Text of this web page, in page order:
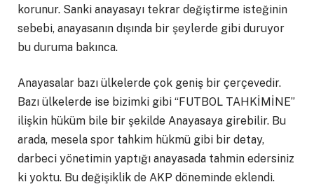
korunur. Sanki anayasayı tekrar değiştirme isteğinin
sebebi, anayasanın dışında bir şeylerde gibi duruyor
bu duruma bakınca.
Anayasalar bazı ülkelerde çok geniş bir çerçevedir.
Bazı ülkelerde ise bizimki gibi “FUTBOL TAHKİMİNE”
ilişkin hüküm bile bir şekilde Anayasaya girebilir. Bu
arada, mesela spor tahkim hükmü gibi bir detay,
darbeci yönetimin yaptığı anayasada tahmin edersiniz
ki yoktu. Bu değişiklik de AKP döneminde eklendi.